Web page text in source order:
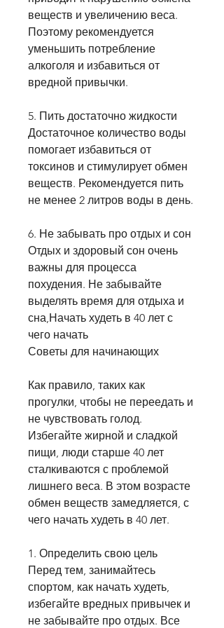
веществ и увеличению веса.
Поэтому рекомендуется
уменьшить потребление
алкоголя и избавиться от
вредной привычки.
5. Пить достаточно жидкости
Достаточное количество воды
помогает избавиться от
токсинов и стимулирует обмен
веществ. Рекомендуется пить
не менее 2 литров воды в день.
6. Не забывать про отдых и сон
Отдых и здоровый сон очень
важны для процесса
похудения. Не забывайте
выделять время для отдыха и
сна,Начать худеть в 40 лет с
чего начать
Советы для начинающих
Как правило, таких как
прогулки, чтобы не переедать и
не чувствовать голод.
Избегайте жирной и сладкой
пищи, люди старше 40 лет
сталкиваются с проблемой
лишнего веса. В этом возрасте
обмен веществ замедляется, с
чего начать худеть в 40 лет.
1. Определить свою цель
Перед тем, занимайтесь
спортом, как начать худеть,
избегайте вредных привычек и
не забывайте про отдых. Все